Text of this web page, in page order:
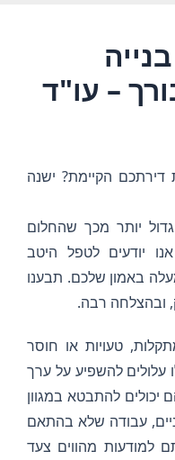
– עו"ד
הקיימת? ישנה
יותר מכך שהחלום
יודעים לטפל היטב
באמון שלכם. תבענו
ובהצלחה רבה.
טעויות או חוסר
עלולים להשפיע על ערך
יכולים להתבטא במגוון
עבודה שלא בהתאם
למודעות מהווים צעד